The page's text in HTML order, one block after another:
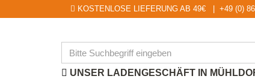
KOSTENLOSE LIEFERUNG AB 49€ | +49 (0)
UNSER LADENGESCHÄFT IN